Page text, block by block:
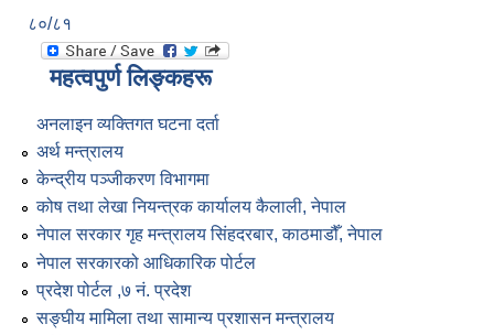
८०/८१
महत्वपुर्ण लिङ्कहरू
अनलाइन व्यक्तिगत घटना दर्ता
अर्थ मन्त्रालय
केन्द्रीय पञ्जीकरण विभागमा
कोष तथा लेखा नियन्त्रक कार्यालय कैलाली, नेपाल
नेपाल सरकार गृह मन्त्रालय सिंहदरबार, काठमाडौँ, नेपाल
नेपाल सरकारको आधिकारिक पोर्टल
प्रदेश पोर्टल ,७ नं. प्रदेश
सङ्घीय मामिला तथा सामान्य प्रशासन मन्त्रालय